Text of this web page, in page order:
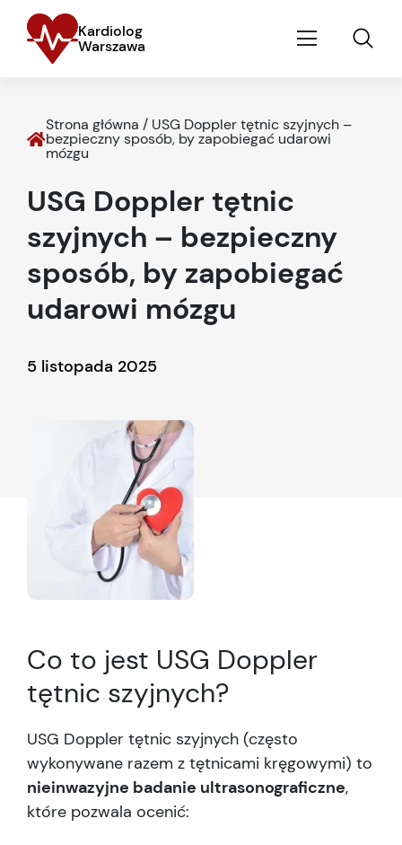
Kardiolog
Warszawa
Strona główna / USG Doppler tętnic szyjnych –
bezpieczny sposób, by zapobiegać udarowi
mózgu
USG Doppler tętnic
szyjnych – bezpieczny
sposób, by zapobiegać
udarowi mózgu
5 listopada 2025
Co to jest USG Doppler
tętnic szyjnych?
USG Doppler tętnic szyjnych (często
wykonywane razem z tętnicami kręgowymi) to
nieinwazyjne badanie ultrasonograficzne,
które pozwala ocenić: